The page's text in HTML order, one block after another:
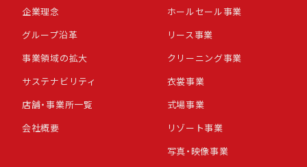
企業理念
グループ沿革
事業領域の拡大
サステナビリティ
店舗・事業所一覧
会社概要
ホールセール事業
リース事業
クリーニング事業
衣裳事業
式場事業
リゾート事業
写真・映像事業